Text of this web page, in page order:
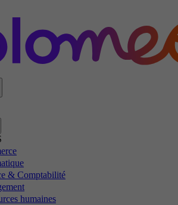
& Comptabilité
humaines